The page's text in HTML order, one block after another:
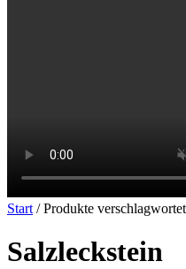
Start / Produkte
Salzleckstein